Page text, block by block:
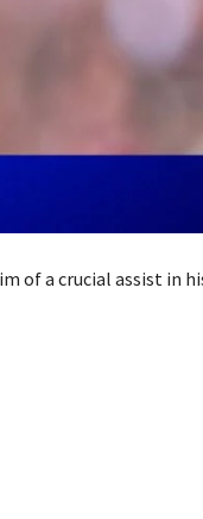
of a crucial assist in